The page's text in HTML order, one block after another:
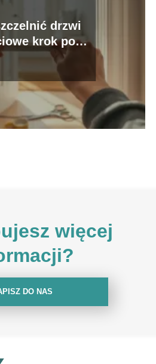
drzwi
krok po
kroku?
więcej
DO NAS